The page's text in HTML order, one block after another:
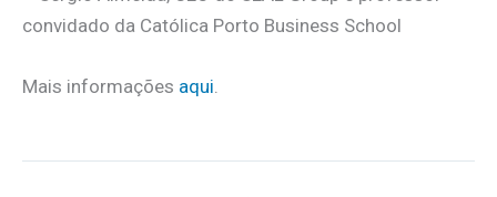
convidado da Católica Porto Business School
Mais informações aqui.